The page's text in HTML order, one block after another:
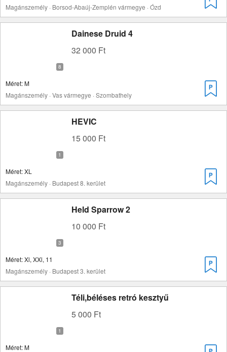
Magánszemély · Borsod-Abaúj-Zemplén vármegye · Ózd
Dainese Druid 4
32 000 Ft
Méret: M
Magánszemély · Vas vármegye · Szombathely
HEVIC
15 000 Ft
Méret: XL
Magánszemély · Budapest 8. kerület
Held Sparrow 2
10 000 Ft
Méret: Xl, XXl, 11
Magánszemély · Budapest 3. kerület
Téli,béléses retró kesztyű
5 000 Ft
Méret: M